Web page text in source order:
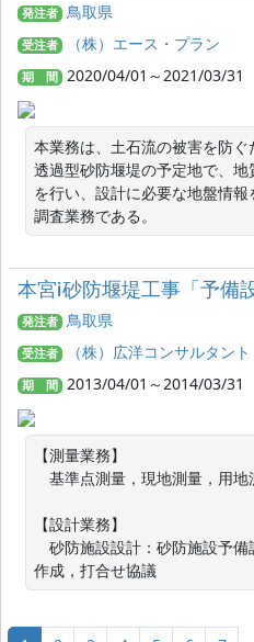
発注者 鳥取県
受注者 （株）エース・プラン
期 間 2020/04/01～2021/03/31
本業務は、土石流の被害を防
透過型砂防堰堤の予定地で、
を行い、設計に必要な地盤情
調査業務である。
本宮ⅰ砂防堰堤工事「予備
発注者 鳥取県
受注者 （株）広洋コンサルタント
期 間 2013/04/01～2014/03/31
【測量業務】
基準点測量，現地測量，用地
【設計業務】
砂防施設設計：砂防施設予
作成，打合せ協議